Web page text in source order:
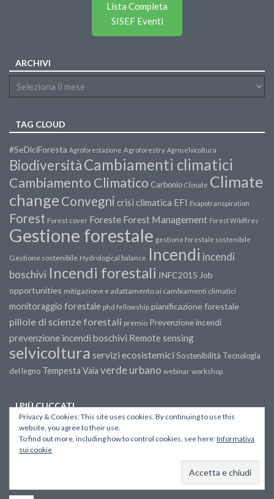
Lista Completa
SISEF Eventi
ARCHIVI
TAG CLOUD
#SeDiciForesta Agroforestazione Agroforestry Agroselvicoltura
BiodiversitàCambiamenti climatici
Cambiamento Climatico Carbonio Climate Climate
changeConvegni crisi climatica EFI Evapotranspiration
Forest Forest cover Foreste Forest Management Forest Wildfires
Gestione forestale gestione forestale sostenibile
Gestione sostenibile Hydrological balance Incendi incendi
boschivi Incendi forestali INFC2015 Job
opportunities mitigazione e adattamento ai cambiamenti climatici
monitoraggio forestale phd fellowship pianificazione forestale
pillole di scienze forestali premio Prevenzione incendi
prevenzione incendi boschivi Remote sensing
selvicoltura servizi ecosistemici Sostenibilità Tecnologia
del legno Tempesta Vaia verde urbano webinar workshop
I PIÙ CLICCATI
Verde Urbano e Isole di Calore: Cosa Funziona
Davvero per Raffrescare le Città
California in fiamme. Storia di un fuoco fuori
Privacy & Cookies: This site uses cookies. By continuing to use this
website, you agree to their use.
To find out more, including how to control cookies, see here:Informativa
sui cookie